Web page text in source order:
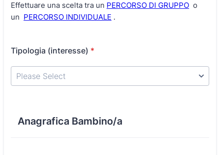
Effettuare una scelta tra un PERCORSO DI GRUPPO o
un PERCORSO INDIVIDUALE .
Tipologia (interesse) *
Anagrafica Bambino/a